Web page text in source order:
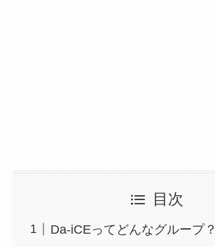
目次
Da-iCEってどんなグループ？